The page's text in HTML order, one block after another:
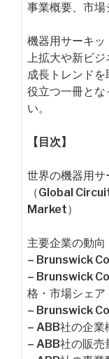
事業概要、市場
機器用サーキ
上拡大や新ビジ
成長トレンド
役立つ一冊とな
い。
【目次】
世界の機器用
（Global
Market）
主要企業の動向
– Brunswick
– Brunswick
格・市場シェア
– Brunswick
– ABB社の企業
– ABB社の販売